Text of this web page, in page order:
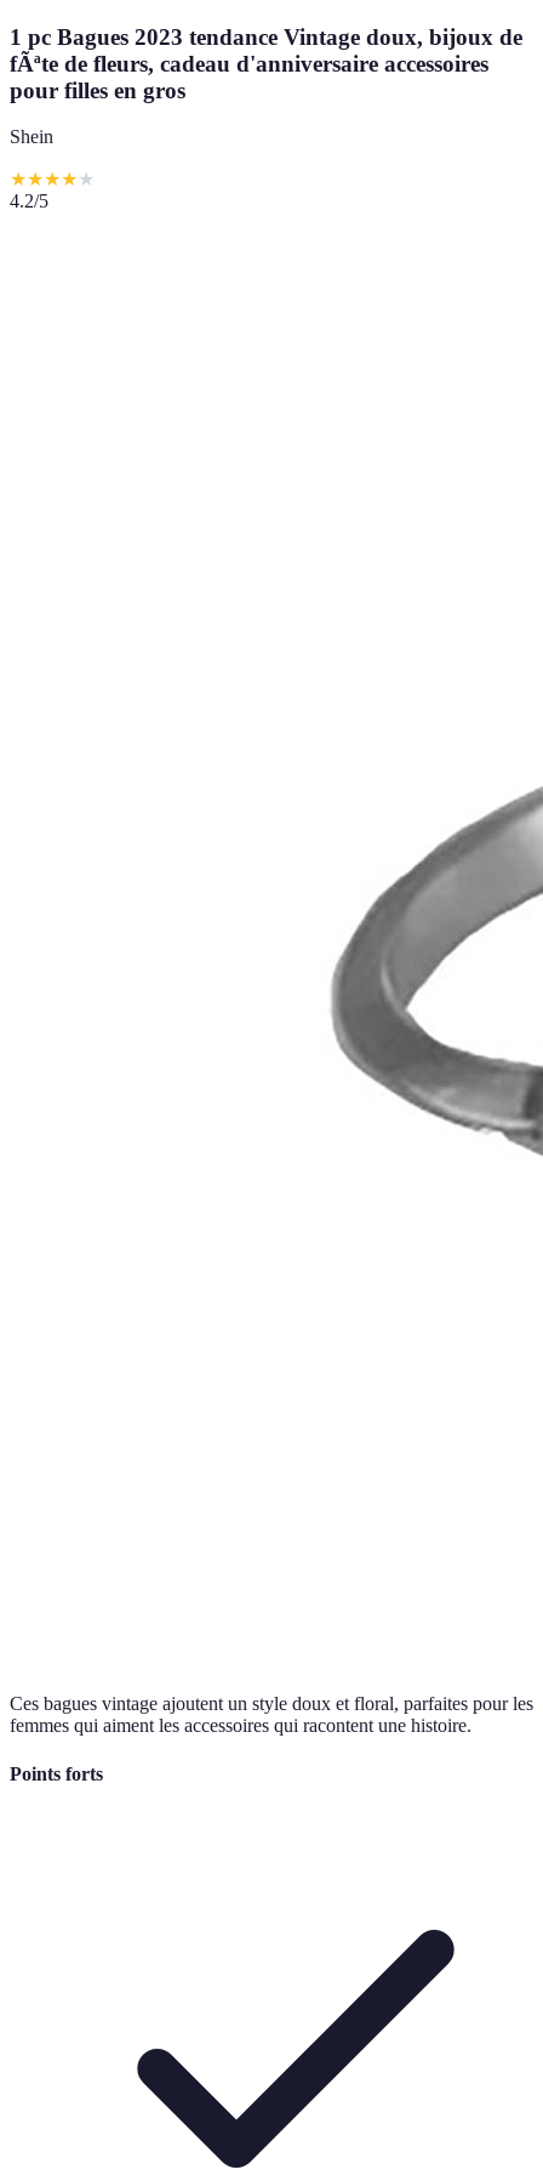
1 pc Bagues 2023 tendance Vintage doux, bijoux de
fÃªte de fleurs, cadeau d'anniversaire accessoires
pour filles en gros
Shein
★★★★★
4.2/5
Ces bagues vintage ajoutent un style doux et floral, parfaites pour les
femmes qui aiment les accessoires qui racontent une histoire.
Points forts